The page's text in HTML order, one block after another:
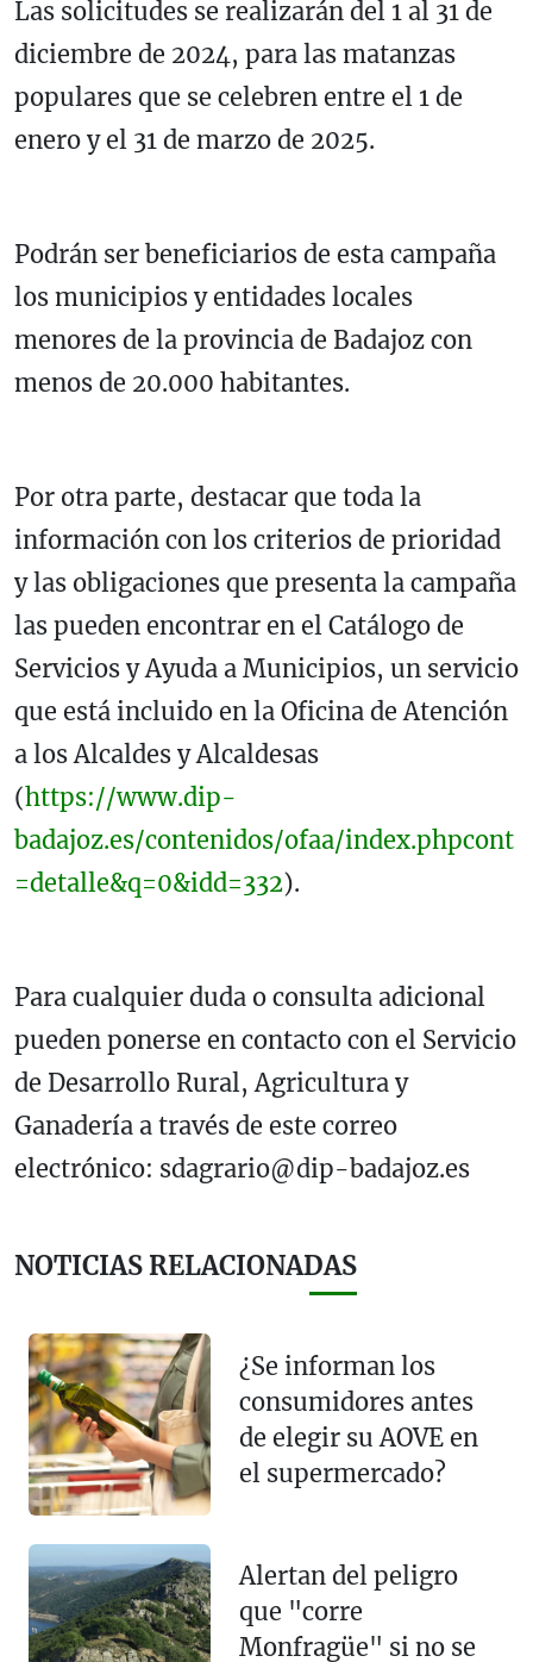
Las solicitudes se realizarán del 1 al 31 de
diciembre de 2024, para las matanzas
populares que se celebren entre el 1 de
enero y el 31 de marzo de 2025.
Podrán ser beneficiarios de esta campaña
los municipios y entidades locales
menores de la provincia de Badajoz con
menos de 20.000 habitantes.
Por otra parte, destacar que toda la
información con los criterios de prioridad
y las obligaciones que presenta la campaña
las pueden encontrar en el Catálogo de
Servicios y Ayuda a Municipios, un servicio
que está incluido en la Oficina de Atención
a los Alcaldes y Alcaldesas
(https://www.dip-
badajoz.es/contenidos/ofaa/index.phpcont
=detalle&q=0&idd=332).
Para cualquier duda o consulta adicional
pueden ponerse en contacto con el Servicio
de Desarrollo Rural, Agricultura y
Ganadería a través de este correo
electrónico: sdagrario@dip-badajoz.es
NOTICIAS RELACIONADAS
¿Se informan los
consumidores antes
de elegir su AOVE en
el supermercado?
Alertan del peligro
que "corre
Monfragüe" si no se